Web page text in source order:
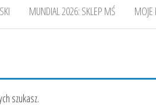
MUNDIAL 2026: SKLEP MŚ
szukasz.